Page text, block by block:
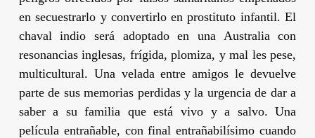
en secuestrarlo y convertirlo en prostituto infantil. El
chaval indio será adoptado en una Australia con
resonancias inglesas, frígida, plomiza, y mal les pese,
multicultural. Una velada entre amigos le devuelve
parte de sus memorias perdidas y la urgencia de dar a
saber a su familia que está vivo y a salvo. Una
película entrañable, con final entrañabilísimo cuando